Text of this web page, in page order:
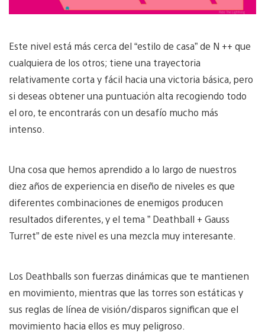
Este nivel está más cerca del “estilo de casa” de N ++ que
cualquiera de los otros; tiene una trayectoria
relativamente corta y fácil hacia una victoria básica, pero
si deseas obtener una puntuación alta recogiendo todo
el oro, te encontrarás con un desafío mucho más
intenso.
Una cosa que hemos aprendido a lo largo de nuestros
diez años de experiencia en diseño de niveles es que
diferentes combinaciones de enemigos producen
resultados diferentes, y el tema ” Deathball + Gauss
Turret” de este nivel es una mezcla muy interesante.
Los Deathballs son fuerzas dinámicas que te mantienen
en movimiento, mientras que las torres son estáticas y
sus reglas de línea de visión/disparos significan que el
movimiento hacia ellos es muy peligroso.